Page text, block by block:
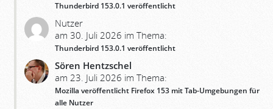
Thunderbird 153.0.1 veröffentlicht
Nutzer
am 30. Juli 2026 im Thema:
Thunderbird 153.0.1 veröffentlicht
Sören Hentzschel
am 23. Juli 2026 im Thema:
Mozilla veröffentlicht Firefox 153 mit Tab-Umgebungen für
alle Nutzer